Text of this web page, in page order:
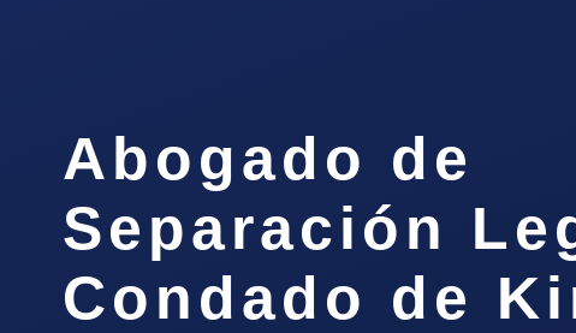
Abogado de
Separación
Condado de